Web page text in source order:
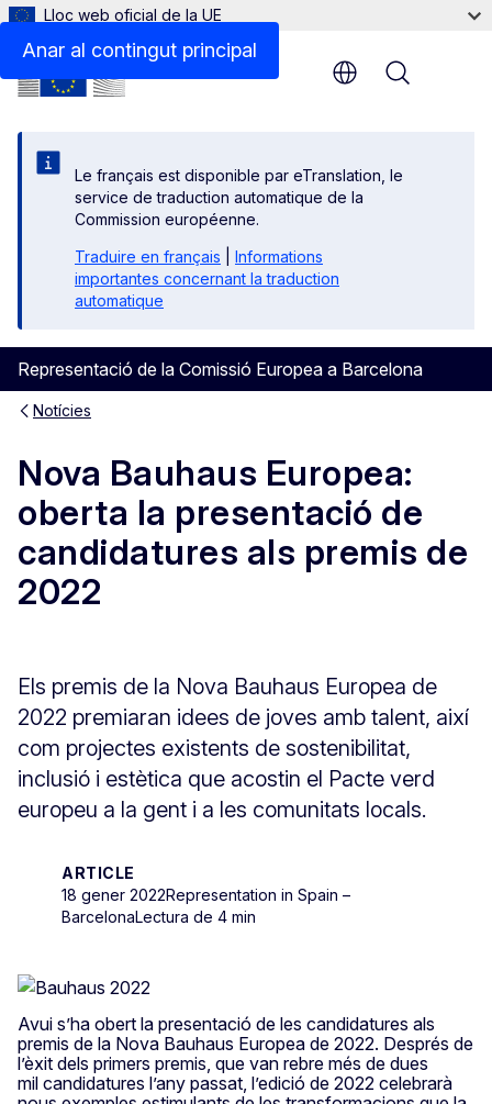
Anar al contingut principal
Lloc web oficial de la UE
Le français est disponible par eTranslation, le
service de traduction automatique de la
Commission européenne.
Traduire en français
Informations
importantes concernant la traduction
automatique
Representació de la Comissió Europea a Barcelona
Menu
Notícies
Nova Bauhaus Europea:
oberta la presentació de
candidatures als premis de
2022
Els premis de la Nova Bauhaus Europea de
2022 premiaran idees de joves amb talent, així
com projectes existents de sostenibilitat,
inclusió i estètica que acostin el Pacte verd
europeu a la gent i a les comunitats locals.
ARTICLE
18 gener 2022Representation in Spain –
BarcelonaLectura de 4 min
Avui s’ha obert la presentació de les candidatures als
premis de la Nova Bauhaus Europea de 2022. Després de
l’èxit dels primers premis, que van rebre més de dues
mil candidatures l’any passat, l’edició de 2022 celebrarà